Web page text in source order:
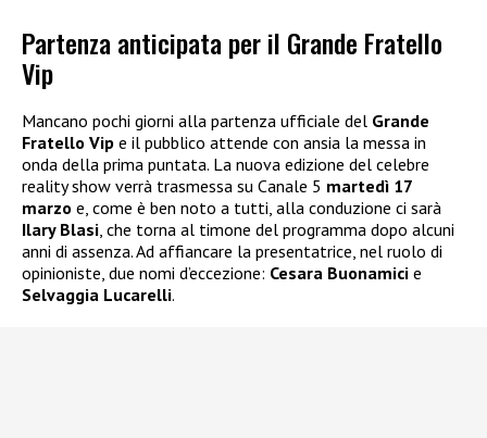
Partenza anticipata per il Grande Fratello
Vip
Mancano pochi giorni alla partenza ufficiale del Grande
Fratello Vip e il pubblico attende con ansia la messa in
onda della prima puntata. La nuova edizione del celebre
reality show verrà trasmessa su Canale 5 martedì 17
marzo e, come è ben noto a tutti, alla conduzione ci sarà
Ilary Blasi, che torna al timone del programma dopo alcuni
anni di assenza. Ad affiancare la presentatrice, nel ruolo di
opinioniste, due nomi d’eccezione: Cesara Buonamici e
Selvaggia Lucarelli.